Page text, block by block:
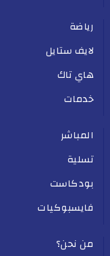
رياضة
لايف ستايل
هاي تاك
خدمات
المباشر
تسلية
بودكاست
فايسبوكيات
من نحن؟